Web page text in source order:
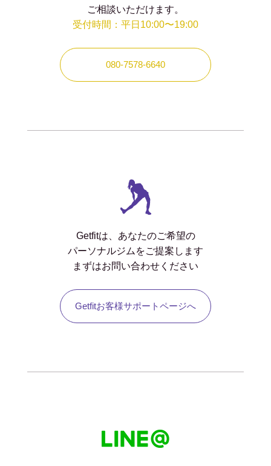
ご相談いただけます。
受付時間：平日10:00〜19:00
080-7578-6640
Getfitは、あなたのご希望の
パーソナルジムをご提案します
まずはお問い合わせください
Getfitお客様サポートページへ